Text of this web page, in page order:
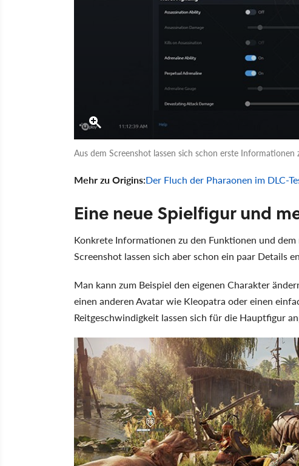
Aus dem Screenshot lassen sich schon erste Informationen
Mehr zu Origins:Der Fluch der Pharaonen im DLC-
Eine neue Spielfigur und
Konkrete Informationen zu den Funktionen und
Screenshot lassen sich aber schon ein paar Details
Man kann zum Beispiel den eigenen Charakter
einen anderen Avatar wie Kleopatra oder einen
Reitgeschwindigkeit lassen sich für die Hauptfigur